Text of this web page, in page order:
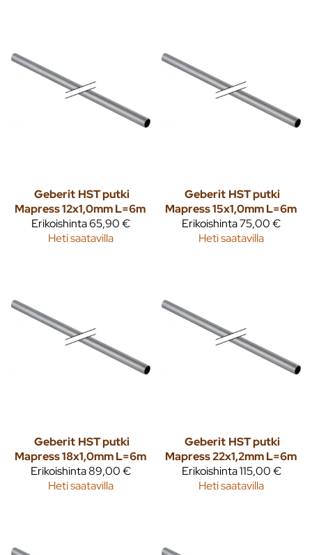
Geberit HST putki
Mapress 12x1,0mm L=6m
Erikoishinta65,90 €
Heti saatavilla
Geberit HST putki
Mapress 15x1,0mm L=6m
Erikoishinta75,00 €
Heti saatavilla
Geberit HST putki
Mapress 18x1,0mm L=6m
Erikoishinta89,00 €
Heti saatavilla
Geberit HST putki
Mapress 22x1,2mm L=6m
Erikoishinta115,00 €
Heti saatavilla